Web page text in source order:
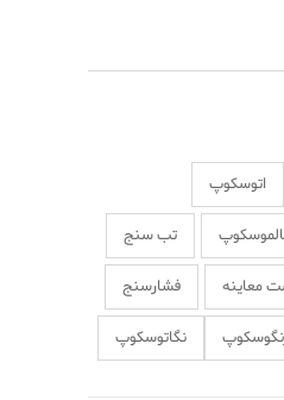
اتوسکوپ
تب سنج
معاینه فشارسنج
نگاتوسکوپ